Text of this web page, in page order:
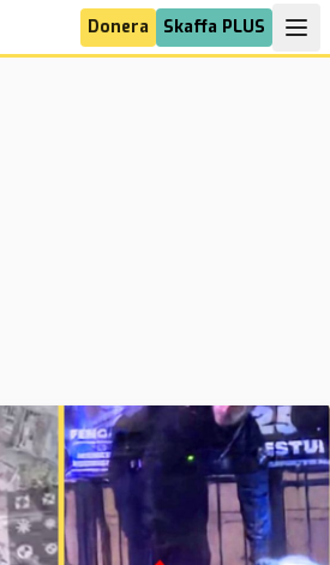
Donera Skaffa PLUS